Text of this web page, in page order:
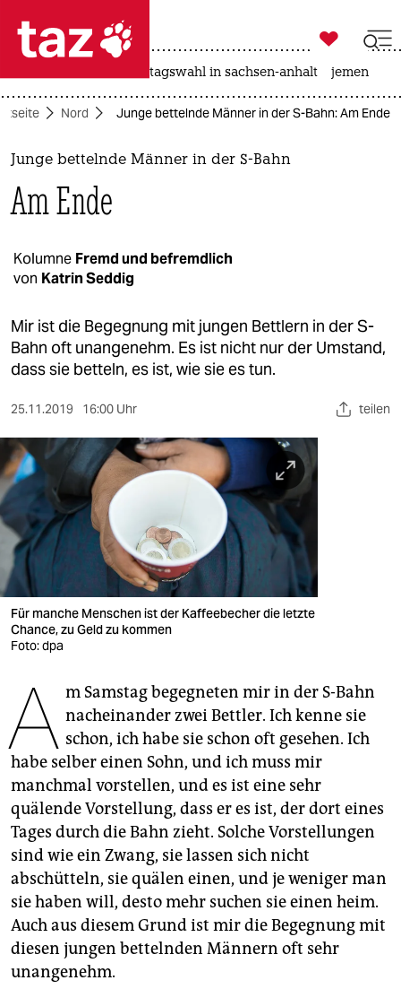
 taz zahl ich
taz zahl ich
themen
politik
gesellschaft
kultur
sport
berlin
nord
wahrheit
verlag
verlag
veranstaltungen
shop
unterstützen
abo
genossenschaft
epaper login

taz zahl ich
landtagswahl in sachsen-anhalt jemen
Nord Junge bettelnde Männer in der S-Bahn: Am Ende
Junge bettelnde Männer in der S-Bahn
Am Ende
Kolumne Fremd und befremdlich
von Katrin Seddig
Mir ist die Begegnung mit jungen Bettlern in der S-
Bahn oft unangenehm. Es ist nicht nur der Umstand,
dass sie betteln, es ist, wie sie es tun.
25.11.2019 16:00 Uhr teilen
Für manche Menschen ist der Kaffeebecher die letzte
Chance, zu Geld zu kommen
Foto: dpa
A m Samstag begegneten mir in der S-Bahn
nacheinander zwei Bettler. Ich kenne sie
schon, ich habe sie schon oft gesehen. Ich
habe selber einen Sohn, und ich muss mir
manchmal vorstellen, und es ist eine sehr
quälende Vorstellung, dass er es ist, der dort eines
Tages durch die Bahn zieht. Solche Vorstellungen
sind wie ein Zwang, sie lassen sich nicht
abschütteln, sie quälen einen, und je weniger man
sie haben will, desto mehr suchen sie einen heim.
Auch aus diesem Grund ist mir die Begegnung mit
diesen jungen bettelnden Männern oft sehr
unangenehm.